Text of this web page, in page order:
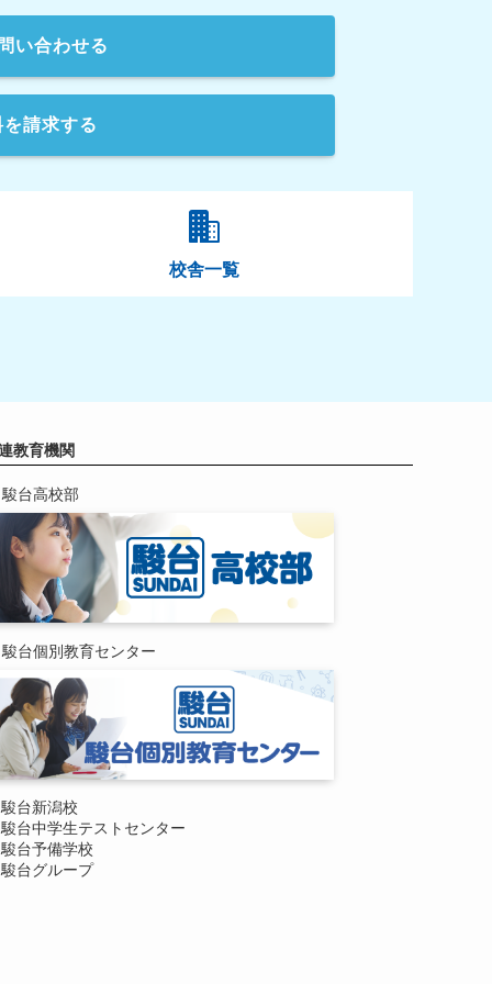
い合わせる
を請求する
校舎一覧
教育機関
駿台高校部
駿台個別教育センター
駿台新潟校
駿台中学生テストセンター
駿台予備学校
駿台グループ